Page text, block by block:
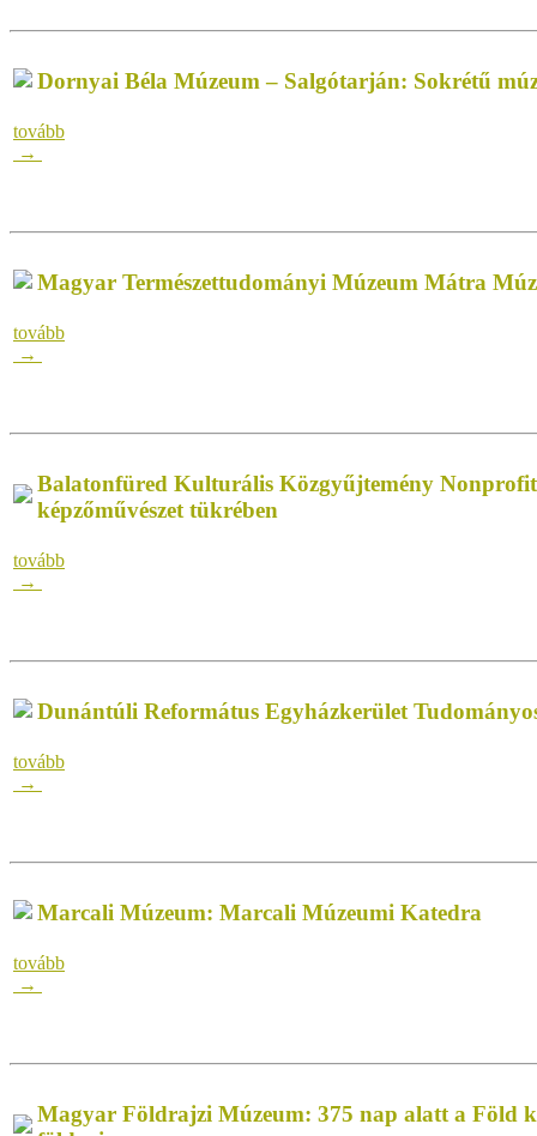
Dornyai Béla Múzeum – Salgótarján: Sokrétű
tovább
→
Magyar Természettudományi Múzeum Mátra
tovább
→
Balatonfüred Kulturális Közgyűjtemény
képzőművészet tükrében
tovább
→
Dunántúli Református Egyházkerület
tovább
→
Marcali Múzeum: Marcali Múzeumi Katedra
tovább
→
Magyar Földrajzi Múzeum: 375 nap alatt a Föld